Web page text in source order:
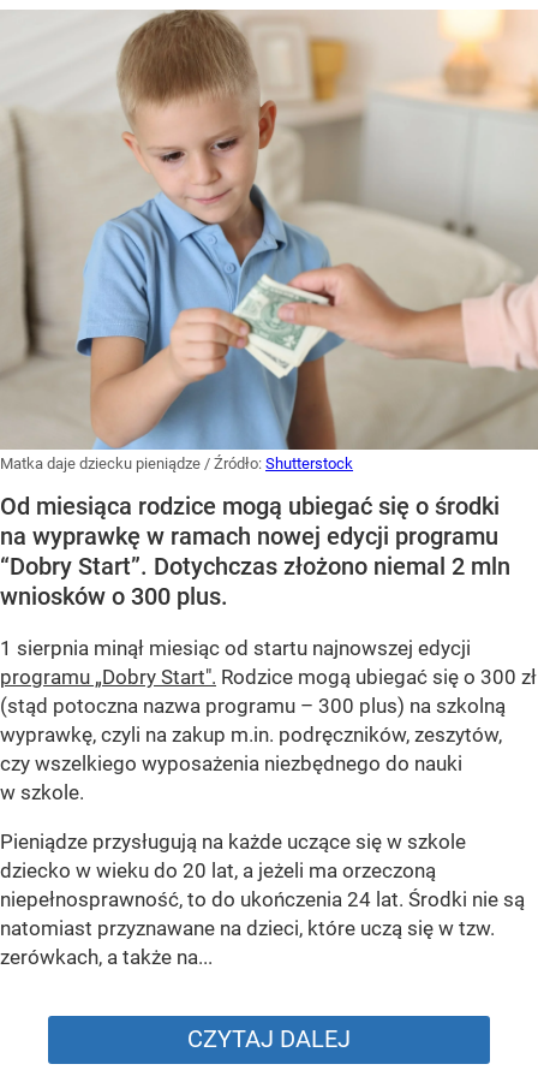
Matka daje dziecku pieniądze / Źródło: Shutterstock
Od miesiąca rodzice mogą ubiegać się o środki
na wyprawkę w ramach nowej edycji programu
“Dobry Start”. Dotychczas złożono niemal 2 mln
wniosków o 300 plus.
1 sierpnia minął miesiąc od startu najnowszej edycji
programu „Dobry Start". Rodzice mogą ubiegać się o 300 zł
(stąd potoczna nazwa programu – 300 plus) na szkolną
wyprawkę, czyli na zakup m.in. podręczników, zeszytów,
czy wszelkiego wyposażenia niezbędnego do nauki
w szkole.
Pieniądze przysługują na każde uczące się w szkole
dziecko w wieku do 20 lat, a jeżeli ma orzeczoną
niepełnosprawność, to do ukończenia 24 lat. Środki nie są
natomiast przyznawane na dzieci, które uczą się w tzw.
zerówkach, a także na...
CZYTAJ DALEJ